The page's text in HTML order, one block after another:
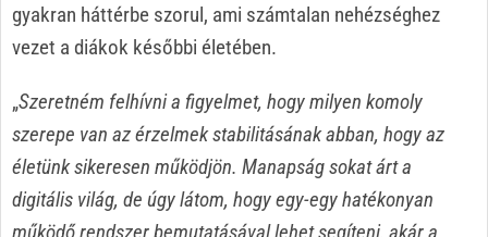
gyakran háttérbe szorul, ami számtalan nehézséghez
vezet a diákok későbbi életében.
„Szeretném felhívni a figyelmet, hogy milyen komoly
szerepe van az érzelmek stabilitásának abban, hogy az
életünk sikeresen működjön. Manapság sokat árt a
digitális világ, de úgy látom, hogy egy-egy hatékonyan
működő rendszer bemutatásával lehet segíteni, akár a